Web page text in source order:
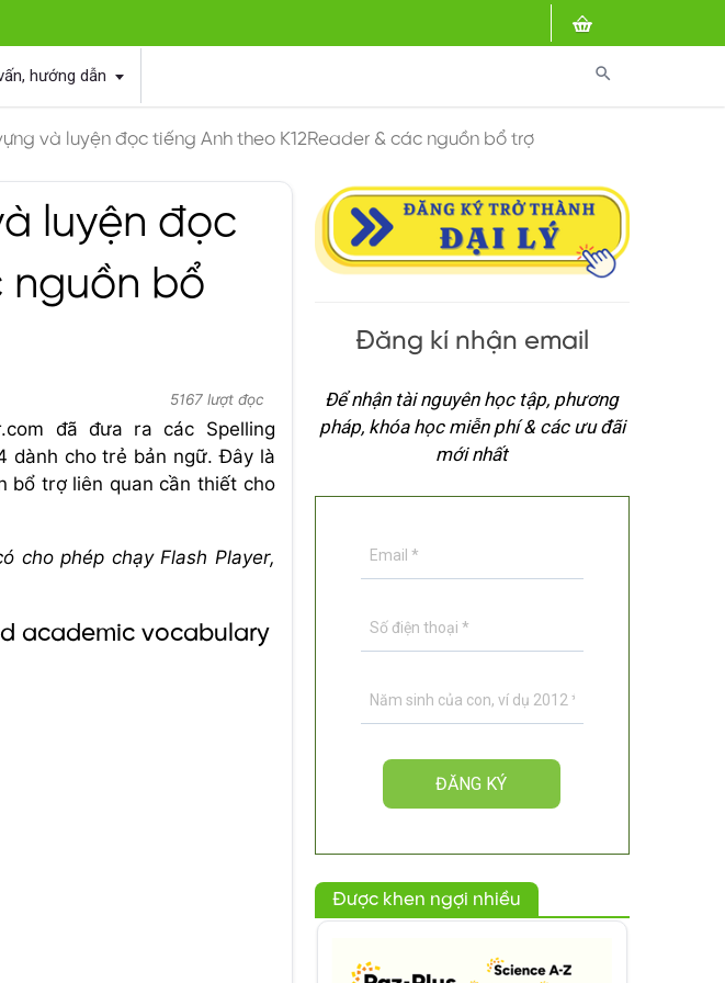
search
hướng dẫn
và luyện đọc tiếng Anh theo K12Reader & các nguồn bổ trợ
luyện đọc
nguồn bổ
5167 lượt đọc
đã đưa ra các Spelling
dành cho trẻ bản ngữ. Đây là
bổ trợ liên quan cần thiết cho
cho phép chạy Flash Player,
academic vocabulary
Đăng kí nhận email
Để nhận tài nguyên học tập, phương
pháp, khóa học miễn phí & các ưu đãi
mới nhất
Được khen ngợi nhiều